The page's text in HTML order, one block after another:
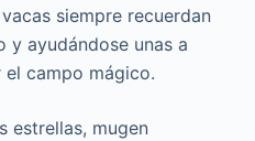
siempre recuerdan
y ayudándose unas a
campo mágico.
estrellas, mugen